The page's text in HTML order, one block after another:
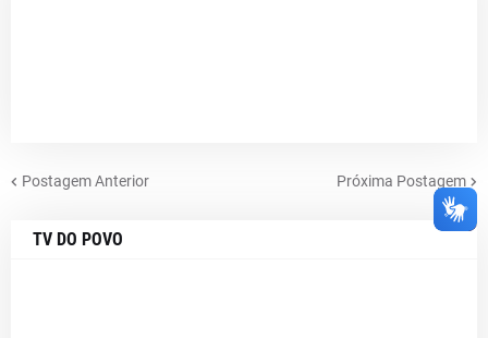
Postagem Anterior Próxima Postagem
TV DO POVO